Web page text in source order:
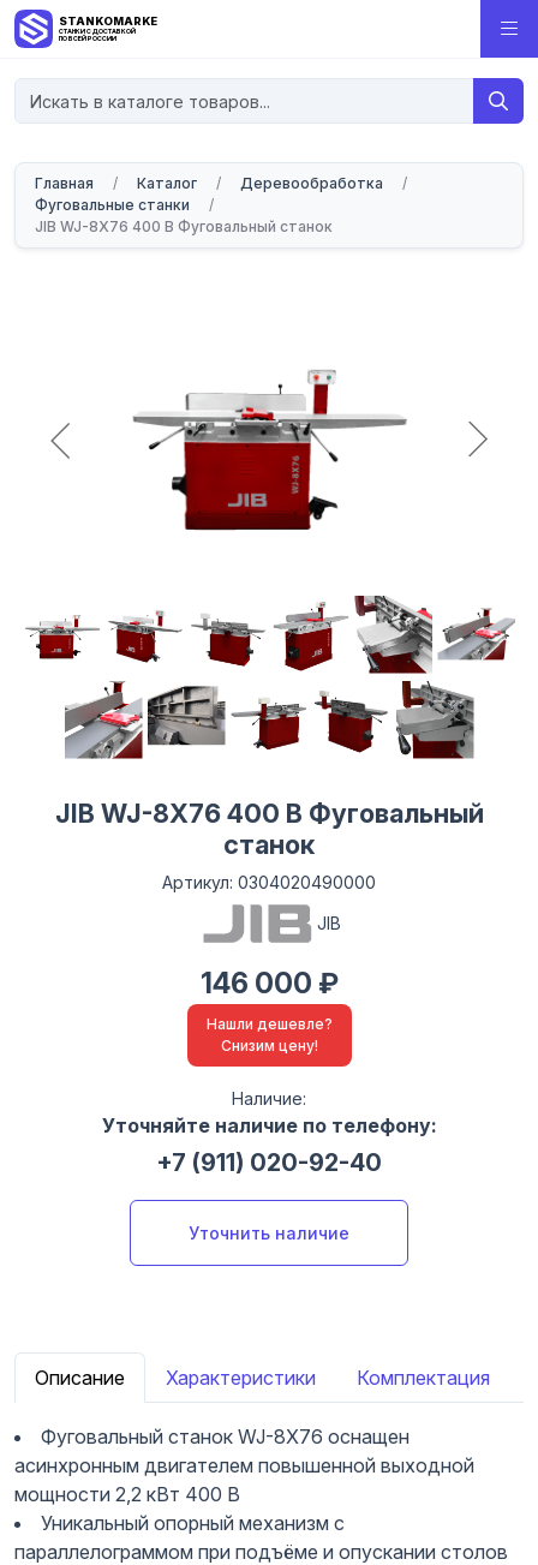
STANKOMARKET
СТАНКИ С ДОСТАВКОЙ
ПО ВСЕЙ РОССИИ
Главная / Каталог / Деревообработка
/
Фуговальные станки
/
JIB WJ-8X76 400 B Фуговальный станок
JIB WJ-8X76 400 B Фуговальный
станок
Артикул: 0304020490000
JIB
146 000 ₽
Нашли дешевле?
Снизим цену!
Наличие:
Уточняйте наличие по телефону:
+7 (911) 020-92-40
Уточнить наличие
Описание Характеристики Комплектация
Фуговальный станок WJ-8X76 оснащен
асинхронным двигателем повышенной выходной
мощности 2,2 кВт 400 В
Уникальный опорный механизм с
параллелограммом при подъёме и опускании столов